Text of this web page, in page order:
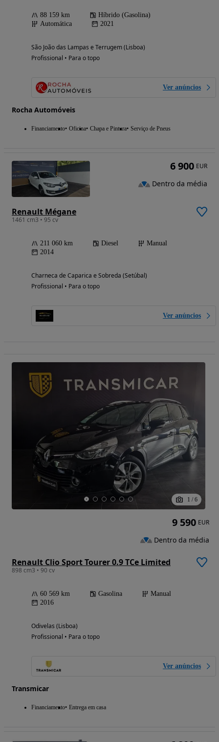
88 159 km
Híbrido (Gasolina)
Automática
2021
São João das Lampas e Terrugem (Lisboa)
Profissional • Para o topo
Ver anúncios
Rocha Automóveis
Financiamento Oficina Chapa e Pintura Serviço de Pneus
Renault Mégane
1461 cm3 • 95 cv
211 060 km Diesel
Manual
2014
Charneca de Caparica e Sobreda (Setúbal)
Profissional • Para o topo
Ver anúncios
6 900 EUR
Dentro da média
1 / 6
Renault Clio Sport Tourer 0.9 TCe Limited
898 cm3 • 90 cv
60 569 km Gasolina
Manual
2016
Odivelas (Lisboa)
Profissional • Para o topo
Ver anúncios
Transmicar
Financiamento Entrega em casa
9 590 EUR
Dentro da média